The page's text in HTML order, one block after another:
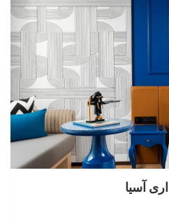
آسیا